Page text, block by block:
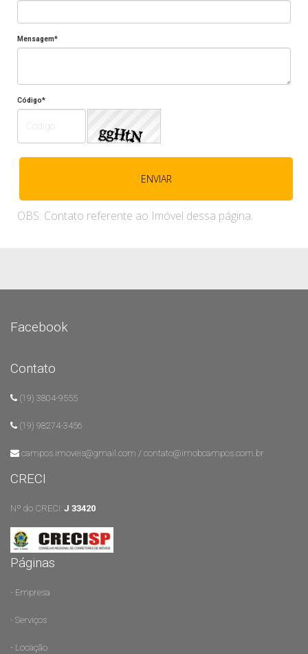
Mensagem*
Código*
OBS: Contato referente ao Imóvel dessa página.
Facebook
Contato
(19) 3804-9555
(19) 98274-3456
campos.imoveis@gmail.com / contato@imobcampos.com.br
CRECI
Nº do CRECI: J 33420
Páginas
- Empresa
- Serviços
- Locação